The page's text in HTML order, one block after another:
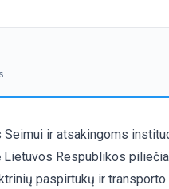
ir atsakingoms
Lietuvos Respublikos
paspirtukų ir transporto